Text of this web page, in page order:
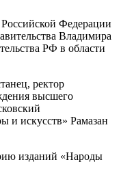
Федерации
Владимира
РФ в области
ректор
высшего
и искусств» Рамазан
изданий «Народы